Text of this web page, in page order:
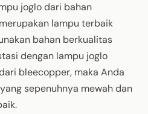
joglo dari bahan
lampu terbaik
bahan berkualitas
dengan lampu joglo
bleecopper, maka Anda
sepenuhnya mewah dan